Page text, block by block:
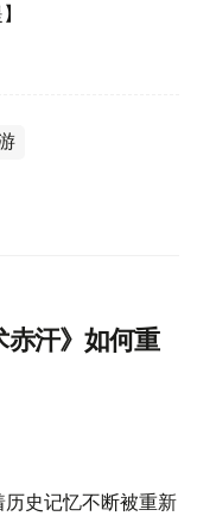
汗》如何重
历史记忆不断被重新